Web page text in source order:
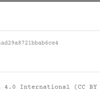
4.0 International (CC BY